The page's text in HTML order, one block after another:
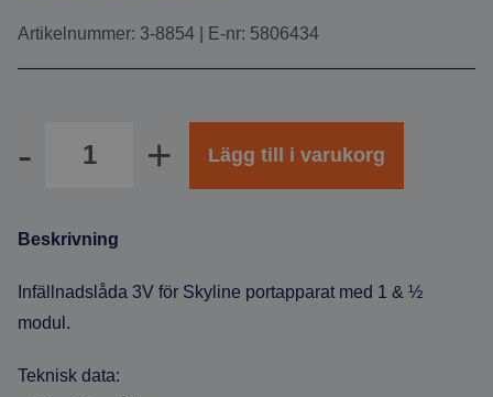
Artikelnummer: 3-8854 | E-nr: 5806434
Lägg till i varukorg
Beskrivning
Infällnadslåda 3V för Skyline portapparat med 1 & ½
modul.
Teknisk data: